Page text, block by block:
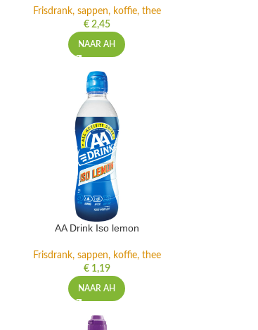
Frisdrank, sappen, koffie, thee
€2,45
NAAR AH
AA Drink Iso lemon
Frisdrank, sappen, koffie, thee
€1,19
NAAR AH